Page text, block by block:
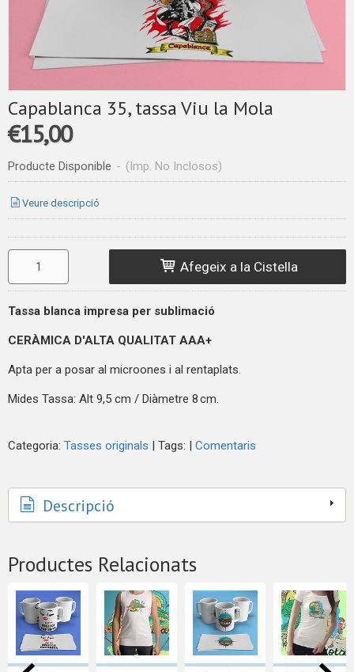
Capablanca 35, tassa Viu la Mola
€15,00
Producte Disponible - (Imp. No Inclosos)
Veure descripció
Afegeix a la Cistella
Tassa blanca impresa per sublimació
CERÀMICA D'ALTA QUALITAT AAA+
Apta per a posar al microones i al rentaplats.
Mides Tassa: Alt 9,5 cm / Diàmetre 8 cm.
Categoria: Tasses originals | Tags: | Comentaris
Descripció
Productes Relacionats